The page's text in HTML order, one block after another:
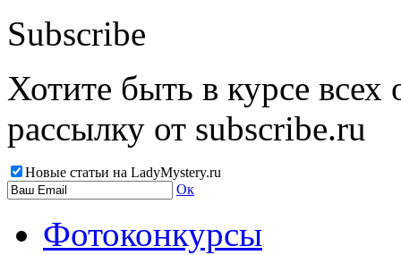
Subscribe
Хотите быть в курсе
рассылку от subscribe.ru
Новые статьи на LadyMystery.ru
Ок
Фотоконкурсы